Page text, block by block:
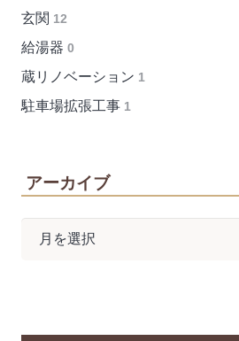
玄関 12
給湯器 0
蔵リノベーション 1
駐車場拡張工事 1
アーカイブ